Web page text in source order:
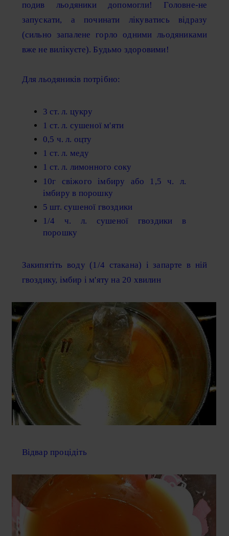
подив льодяники допомогли! Головне-не
запускати, а починати лікуватись відразу
(сильно запалене горло одними льодяниками
вже не вилікуєте). Будьмо здоровими!
Для льодяників потрібно:
3 ст. л. цукру
1 ст. л. сушеної м'яти
0,5 ч. л. оцту
1 ст. л. меду
1 ст. л. лимонного соку
10г свіжого імбиру або 1,5 ч. л.
імбиру в порошку
5 шт. сушеної гвоздики
1/4 ч. л. сушеної гвоздики в
порошку
Закипятіть воду (1/4 стакана) і запарте в ній
гвоздику, імбир і м'яту на 20 хвилин
Відвар процідіть